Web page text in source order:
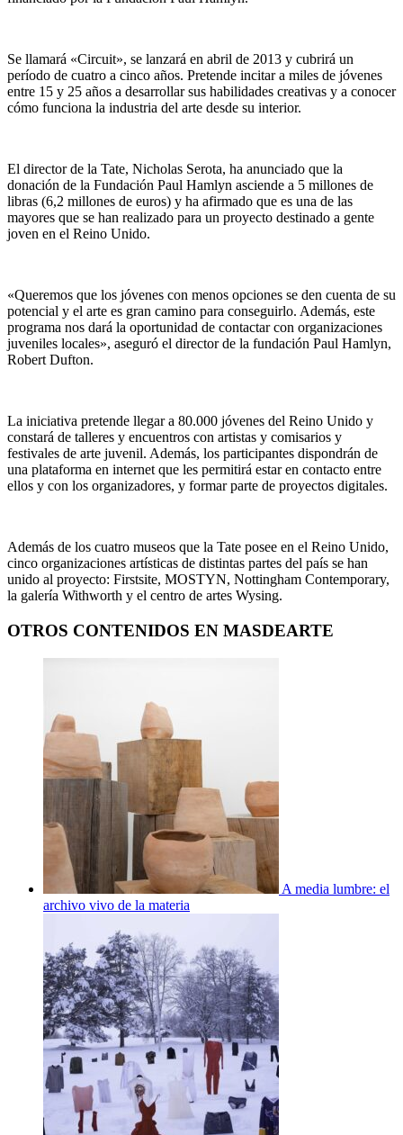
Se llamará «Circuit», se lanzará en abril de 2013 y cubrirá un
período de cuatro a cinco años. Pretende incitar a miles de jóvenes
entre 15 y 25 años a desarrollar sus habilidades creativas y a conocer
cómo funciona la industria del arte desde su interior.
El director de la Tate, Nicholas Serota, ha anunciado que la
donación de la Fundación Paul Hamlyn asciende a 5 millones de
libras (6,2 millones de euros) y ha afirmado que es una de las
mayores que se han realizado para un proyecto destinado a gente
joven en el Reino Unido.
«Queremos que los jóvenes con menos opciones se den cuenta de su
potencial y el arte es gran camino para conseguirlo. Además, este
programa nos dará la oportunidad de contactar con organizaciones
juveniles locales», aseguró el director de la fundación Paul Hamlyn,
Robert Dufton.
La iniciativa pretende llegar a 80.000 jóvenes del Reino Unido y
constará de talleres y encuentros con artistas y comisarios y
festivales de arte juvenil. Además, los participantes dispondrán de
una plataforma en internet que les permitirá estar en contacto entre
ellos y con los organizadores, y formar parte de proyectos digitales.
Además de los cuatro museos que la Tate posee en el Reino Unido,
cinco organizaciones artísticas de distintas partes del país se han
unido al proyecto: Firstsite, MOSTYN, Nottingham Contemporary,
la galería Withworth y el centro de artes Wysing.
OTROS CONTENIDOS EN MASDEARTE
A media lumbre: el
archivo vivo de la materia